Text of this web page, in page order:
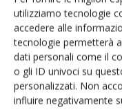
utilizziamo tecnologie
accedere alle
tecnologie permetterà
dati personali come il
o gli ID univoci su
personalizzati. Non
influire negativamente
Rimani